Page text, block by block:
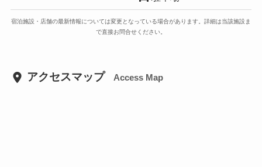
宿泊施設・店舗の最新情報については変更となっている場合があります。詳細は当該施設ま
で直接お問合せください。
アクセスマップ Access Map